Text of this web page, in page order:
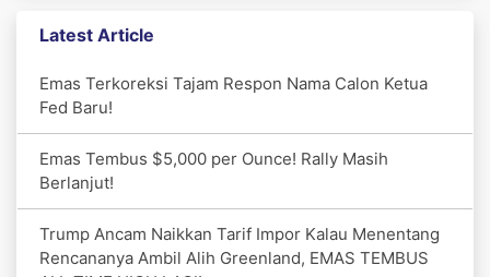
Latest Article
Emas Terkoreksi Tajam Respon Nama Calon Ketua
Fed Baru!
Emas Tembus $5,000 per Ounce! Rally Masih
Berlanjut!
Trump Ancam Naikkan Tarif Impor Kalau Menentang
Rencananya Ambil Alih Greenland, EMAS TEMBUS